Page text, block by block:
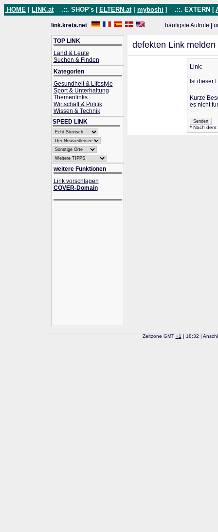
HOME LINK.at .::. SHOP's [ ELTERN.at myboshi ] .::. EXTERN [
link.kreta.net häufigste Aufrufe
TOP LINK
Land & Leute
Suchen & Finden
Kategorien
Gesundheit & Lifestyle
Sport & Unterhaltung
Themenlinks
Wirtschaft & Politik
Wissen & Technik
SPEED LINK
weitere Funktionen
Link vorschlagen
COVER-Domain
defekten Link melden
Link:
Ist dieser
Kurze
es nicht
*Nach dem
Zeitzone GMT +1 | 18:32 |